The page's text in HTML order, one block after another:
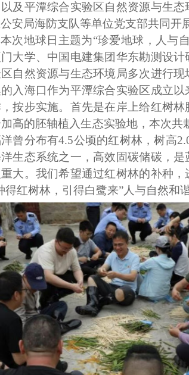
及平潭综合实验 区自然资源与生态
安局海防支队等单位党支部共同开
本次地球日 主题为“珍爱地球，人与
大学、中国电建集团华东勘测设
自然资源与生态环境局多次进行
入海口作为平潭综合实验区成立
按步实施。首先是在岸上给红树
高的胚轴植入生态实验地，本次共
曾分布有4.5公顷的红树林，树高
生态系统之一，高效固碳储碳，
大。我们希望通过红树林的补种
得红树林，引得白鹭来”人与自然和